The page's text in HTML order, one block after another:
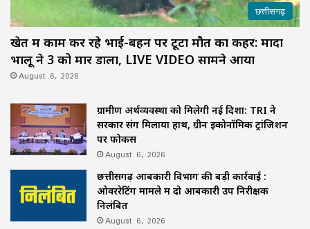
छत्तीसगढ़
खेत में काम कर रहे भाई-बहन पर टूटा मौत का कहर: मादा
भालू ने 3 को मार डाला, LIVE VIDEO सामने आया
August 6, 2026
ग्रामीण अर्थव्यवस्था को मिलेगी नई दिशा: TRI ने
सरकार संग मिलाया हाथ, ग्रीन इकोनॉमिक ट्रांजिशन
पर फोकस
August 6, 2026
छत्तीसगढ़ आबकारी विभाग की बड़ी कार्रवाई :
ओवररेटिंग मामले में दो आबकारी उप निरीक्षक
निलंबित
August 6, 2026